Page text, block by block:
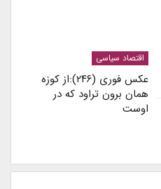
اقتصاد سیاسی
عکس فوری (۲۴۶):از کوزه
همان برون تراود که در
اوست